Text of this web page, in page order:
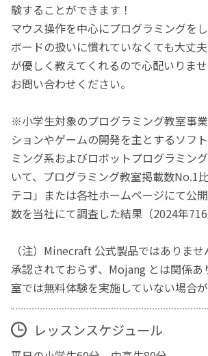
験することができます！
マウス操作を中心にプログラミングを
ボードの扱いに慣れていなくても大丈
が優しく教えてくれるので心配いりま
お問い合わせください。
※小学生対象のプログラミング教室事
ションやゲームの開発を主とするソフ
ミング系およびロボットプログラミン
いて、プログラミング教室掲載数No.1
テコ」または各社ホームページにて公
数を当社にて調査した結果（2024年716
（注）Minecraft 公式製品ではありま
承認されておらず、Mojang とは関係あ
室では無料体験を実施していない場合が
レッスンスケジュール